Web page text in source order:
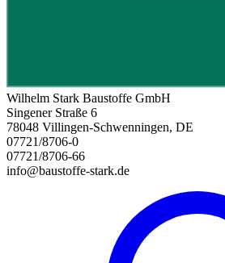
Wilhelm Stark Baustoffe GmbH
Singener Straße 6
78048 Villingen-Schwenningen, DE
07721/8706-0
07721/8706-66
info@baustoffe-stark.de